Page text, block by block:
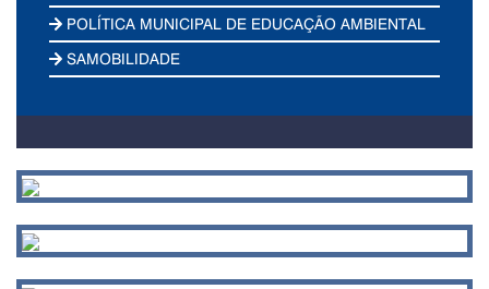
POLÍTICA MUNICIPAL DE EDUCAÇÃO AMBIENTAL
SAMOBILIDADE